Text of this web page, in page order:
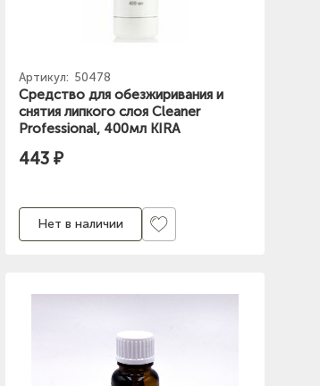
Артикул: 50478
Средство для обезжиривания и
снятия липкого слоя Cleaner
Professional, 400мл KIRA
443 ₽
Нет в наличии